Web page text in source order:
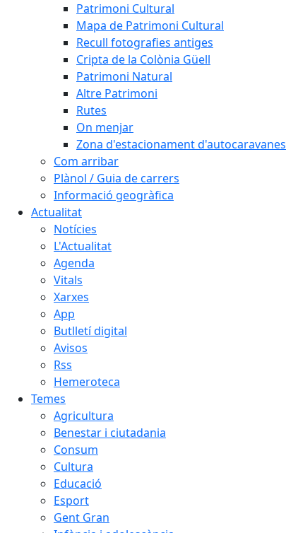
Patrimoni Cultural
Mapa de Patrimoni Cultural
Recull fotografies antiges
Cripta de la Colònia Güell
Patrimoni Natural
Altre Patrimoni
Rutes
On menjar
Zona d'estacionament d'autocaravanes
Com arribar
Plànol / Guia de carrers
Informació geogràfica
Actualitat
Notícies
L'Actualitat
Agenda
Vitals
Xarxes
App
Butlletí digital
Avisos
Rss
Hemeroteca
Temes
Agricultura
Benestar i ciutadania
Consum
Cultura
Educació
Esport
Gent Gran